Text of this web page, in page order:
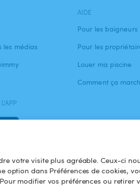
votre visite plus agréable. Ceux-ci
dans Préférences de cookies,
modifier vos préférences ou retirer
les médias
AIDE
Pour les baigneurs
Pour les
Louer ma piscine
Comment ça